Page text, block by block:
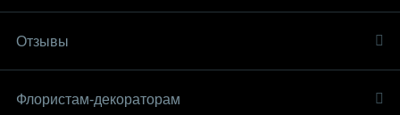
Отзывы
Флористам-декораторам